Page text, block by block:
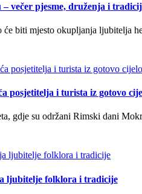
večer pjesme, druženja i
biti mjesto okupljanja ljubitelja
posjetitelja i turista iz gotovo
gdje su održani Rimski dani
ljubitelje folklora i tradicije